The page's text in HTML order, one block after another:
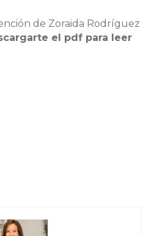
de Zoraida Rodríguez
el pdf para leer